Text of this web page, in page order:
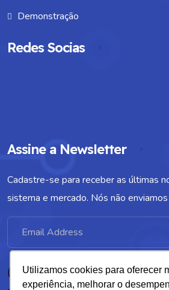
Utilizamos cookies para oferecer
experiência, melhorar o
Demonstração
Redes Socias
Assine a Newsletter
Cadastre-se para receber as últimas
sistema e mercado. Nós não
(79) 3304-4363